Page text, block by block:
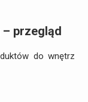
przegląd
do wnętrz